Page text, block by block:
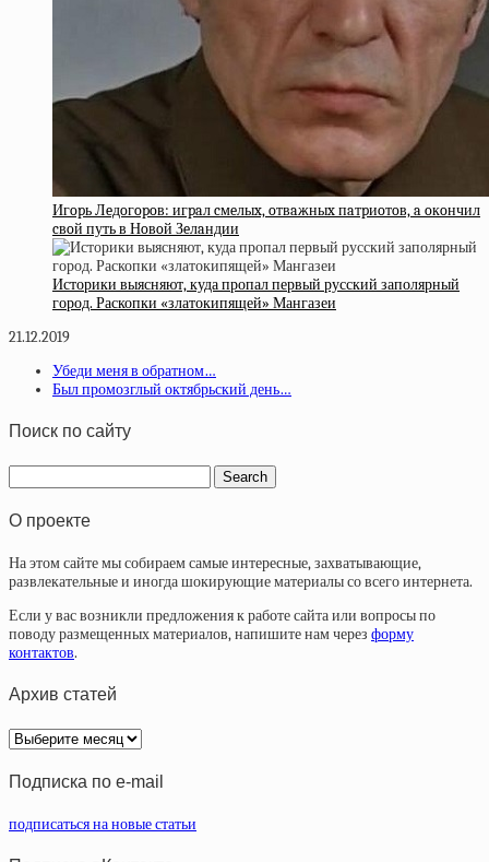
Игopь Лeдoгopoв: игpaл cмeлыx, oтвaжныx пaтpиoтoв, a oкoнчил
cвoй путь в Нoвoй Зeлaндии
Историки выясняют, куда пропал первый русский заполярный
город. Раскопки «златокипящей» Мангазеи
21.12.2019
Убеди меня в обратном…
Был промозглый октябрьский день…
Поиск по сайту
О проекте
На этом сайте мы собираем самые интересные, захватывающие,
развлекательные и иногда шокирующие материалы со всего интернета.
Если у вас возникли предложения к работе сайта или вопросы по
поводу размещенных материалов, напишите нам через форму
контактов.
Архив статей
Архив
статей
Подписка по e-mail
подписаться на новые статьи